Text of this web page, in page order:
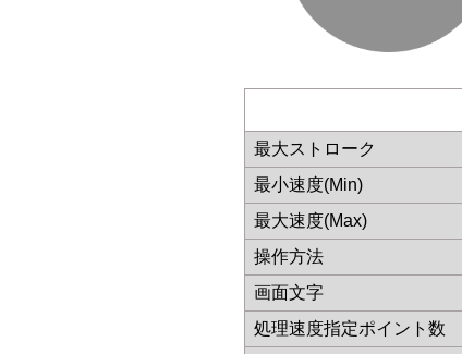
最大ストローク
最小速度(Min)
最大速度(Max)
操作方法
画面文字
処理速度指定ポイント数